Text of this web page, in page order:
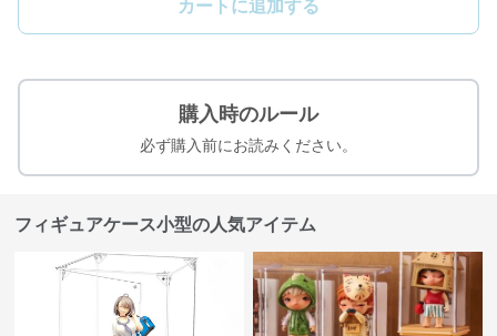
カートに追加する
購入時のルール
必ず購入前にお読みください。
フィギュアケース小型の人気アイテム